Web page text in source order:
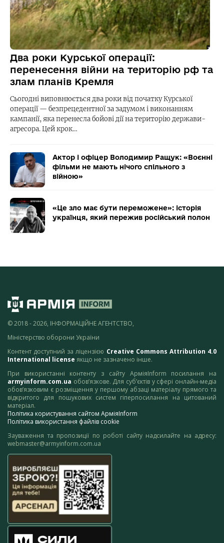
Два роки Курської операції:
перенесення війни на територію рф та
злам планів Кремля
Сьогодні виповнюється два роки від початку Курської
операції — безпрецедентної за задумом і виконанням
кампанії, яка перенесла бойові дії на територію держави-
агресора. Цей крок…
Актор і офіцер Володимир Ращук: «Воєнні
фільми не мають нічого спільного з
війною»
«Це зло має бути переможене»: історія
українця, який пережив російський полон
© 2018 - 2026, ІНФОРМАЦІЙНЕ АГЕНТСТВО,
Міністерство оборони України
Контент доступний за ліцензією Creative Commons Attribution 4.0
International license якщо не зазначено інше.
При використанні контенту з сайту АрміяInform посилання на
armyinform.com.ua обов’язкове. Для суб’єктів у сфері онлайн-медіа
обов’язковим є розміщення у першому абзаці матеріалу прямого та
відкритого для пошукових систем гіперпосилання на цитований
матеріал.
Політика користування сайтом АрміяInform
Політика використання файлів cookie
Зауваження та пропозиції по роботі сайту надсилайте на адресу:
webmaster@armyinform.com.ua